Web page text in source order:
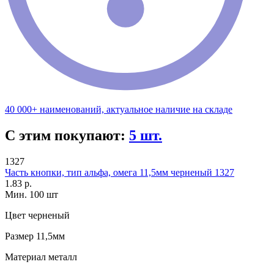
40 000+ наименований, актуальное наличие на складе
С этим покупают: 5 шт.
1327
Часть кнопки, тип альфа, омега 11,5мм черненый 1327
1.83 р.
Мин. 100 шт
Цвет черненый
Размер 11,5мм
Материал металл